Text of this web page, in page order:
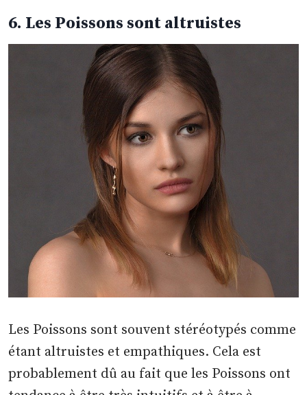
6. Les Poissons sont altruistes
Les Poissons sont souvent stéréotypés comme
étant altruistes et empathiques. Cela est
probablement dû au fait que les Poissons ont